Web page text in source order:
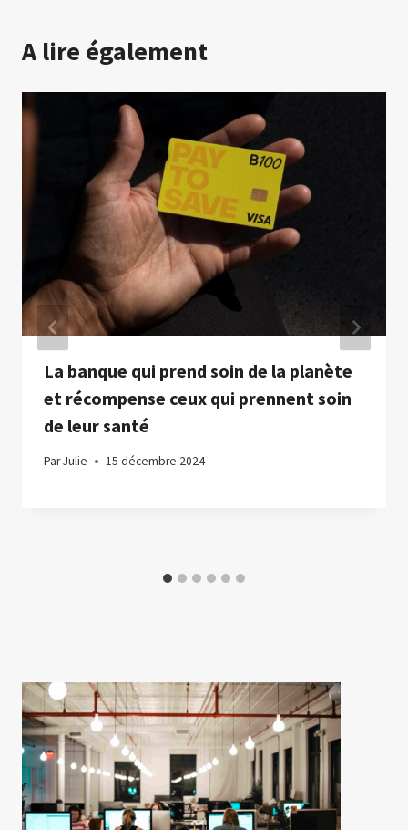
A lire également
La banque qui prend soin de la planète
et récompense ceux qui prennent soin
de leur santé
ParJulie 15 décembre 2024